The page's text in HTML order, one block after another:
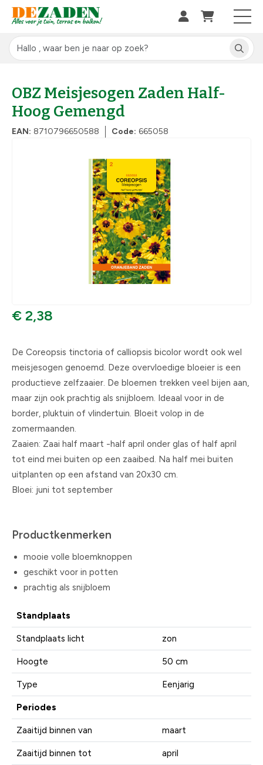
OBZ Meisjesogen Zaden Half-
Hoog Gemengd
EAN: 8710796650588 Code: 665058
€ 2,38
De Coreopsis tinctoria of calliopsis bicolor wordt ook wel
meisjesogen genoemd. Deze overvloedige bloeier is een
productieve zelfzaaier. De bloemen trekken veel bijen aan,
maar zijn ook prachtig als snijbloem. Ideaal voor in de
border, pluktuin of vlindertuin. Bloeit volop in de
zomermaanden.
Zaaien: Zaai half maart -half april onder glas of half april
tot eind mei buiten op een zaaibed. Na half mei buiten
uitplanten op een afstand van 20x30 cm.
Bloei: juni tot september
Productkenmerken
mooie volle bloemknoppen
geschikt voor in potten
prachtig als snijbloem
Standplaats
Standplaats licht zon
Hoogte 50 cm
Type Eenjarig
Periodes
Zaaitijd binnen van maart
Zaaitijd binnen tot april